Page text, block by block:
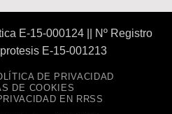
E-15-000124 || Nº Registro
E-15-001213
DE PRIVACIDAD
DE COOKIES
EN RRSS